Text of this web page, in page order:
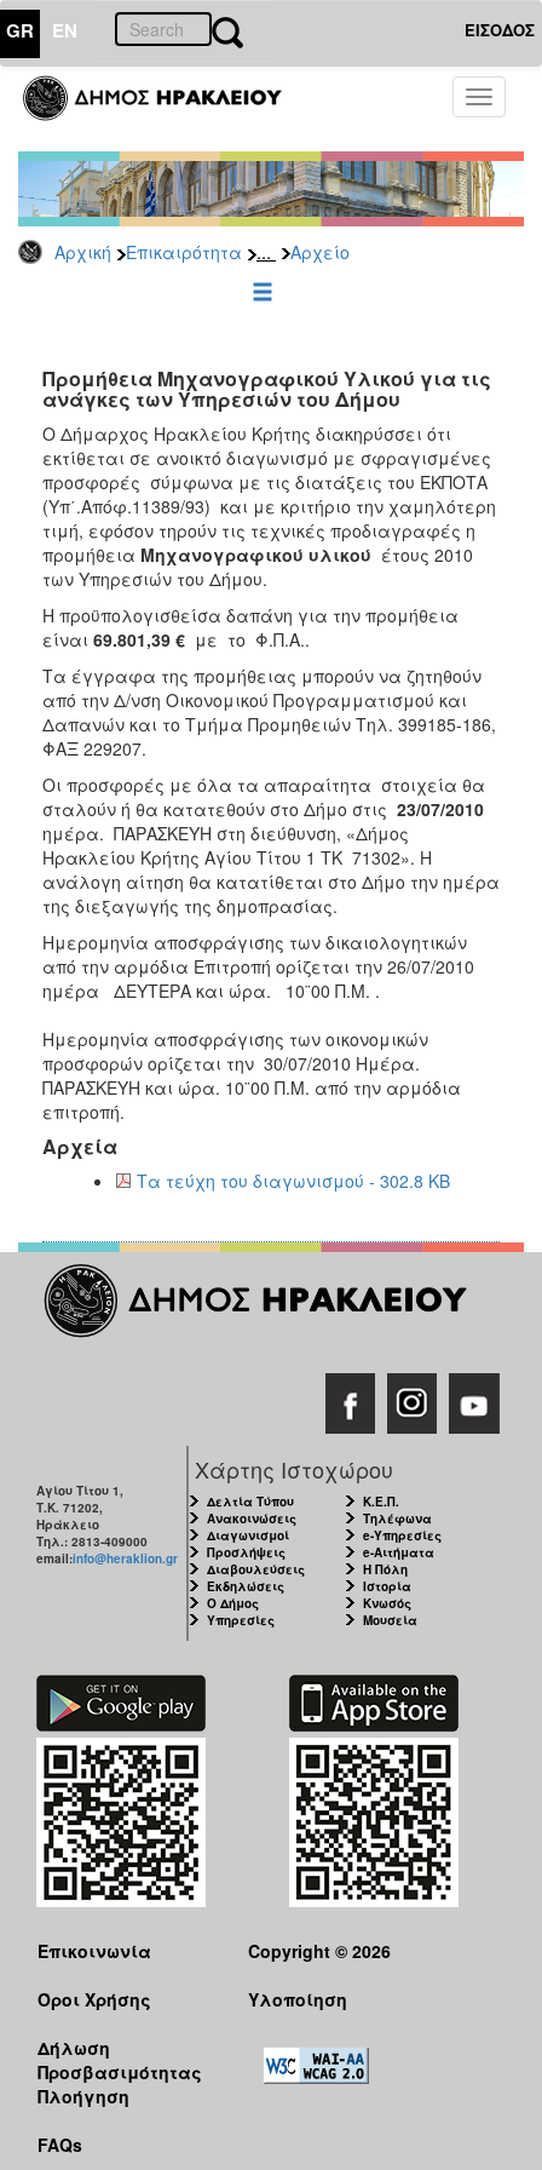
GR EN ΕΙΣΟΔΟΣ
Toggle
Αρχική Επικαιρότητα ... Αρχείο
ΕΠΙΚΑΙΡΟΤΗΤΑ
-
Δημοπρασίες
Αρχείο
2026
2022
2021
2020
2019
2018
2017
2016
2013
ΔΗΜΟΤΗΣ
ΕΠΙΣΚΕΠΤΗΣ
ΗΡΑΚΛΕΙΟ
Προμήθεια Μηχανογραφικού Υλικού για τις
ανάγκες των Υπηρεσιών του Δήμου
Ο Δήμαρχος Ηρακλείου Κρήτης διακηρύσσει ότι
εκτίθεται σε ανοικτό διαγωνισμό με σφραγισμένες
προσφορές σύμφωνα με τις διατάξεις του ΕΚΠΟΤΑ
(Υπ΄.Απόφ.11389/93) και με κριτήριο την χαμηλότερη
τιμή, εφόσον τηρούν τις τεχνικές προδιαγραφές η
προμήθεια Μηχανογραφικού υλικού έτους 2010
των Υπηρεσιών του Δήμου.
Η προϋπολογισθείσα δαπάνη για την προμήθεια
είναι 69.801,39 € με το Φ.Π.Α..
Τα έγγραφα της προμήθειας μπορούν να ζητηθούν
από την Δ/νση Οικονομικού Προγραμματισμού και
Δαπανών και το Τμήμα Προμηθειών Τηλ. 399185-186,
ΦΑΞ 229207.
Οι προσφορές με όλα τα απαραίτητα στοιχεία θα
σταλούν ή θα κατατεθούν στο Δήμο στις 23/07/2010
ημέρα. ΠΑΡΑΣΚΕΥΗ στη διεύθυνση, «Δήμος
Ηρακλείου Κρήτης Αγίου Τίτου 1 ΤΚ 71302». Η
ανάλογη αίτηση θα κατατίθεται στο Δήμο την ημέρα
της διεξαγωγής της δημοπρασίας.
Ημερομηνία αποσφράγισης των δικαιολογητικών
από την αρμόδια Επιτροπή ορίζεται την 26/07/2010
ημέρα ΔΕΥΤΕΡΑ και ώρα. 10¨00 Π.Μ. .
Ημερομηνία αποσφράγισης των οικονομικών
προσφορών ορίζεται την 30/07/2010 Ημέρα.
ΠΑΡΑΣΚΕΥΗ και ώρα. 10¨00 Π.Μ. από την αρμόδια
επιτροπή.
Αρχεία
Τα τεύχη του διαγωνισμού - 302.8 KB
Αγίου Τίτου 1,
Τ.Κ. 71202,
Ηράκλειο
Τηλ.: 2813-409000
email:info@heraklion.gr
Χάρτης Ιστοχώρου
Δελτία Τύπου
Ανακοινώσεις
Διαγωνισμοί
Προσλήψεις
Διαβουλεύσεις
Εκδηλώσεις
Ο Δήμος
Υπηρεσίες
Κ.Ε.Π.
Τηλέφωνα
e-Υπηρεσίες
e-Αιτήματα
Η Πόλη
Ιστορία
Κνωσός
Μουσεία
Επικοινωνία
Όροι Χρήσης
Δήλωση
Προσβασιμότητας
Πλοήγηση
FAQs
Copyright © 2026
Υλοποίηση